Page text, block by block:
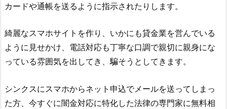
カードや通帳を送るように指示されたりします。
綺麗なスマホサイトを作り、いかにも貸金業を営んでいる
ように見せかけ、電話対応も丁寧な口調で親切に親身にな
っている雰囲気を出してき、騙そうとしてきます。
シンクスにスマホからネット申込でメールを送ってしまっ
た方、今すぐに闇金対応に特化した法律の専門家に無料相